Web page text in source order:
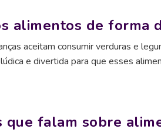
alimentos de forma
aceitam consumir verduras e
e divertida para que esses
que falam sobre